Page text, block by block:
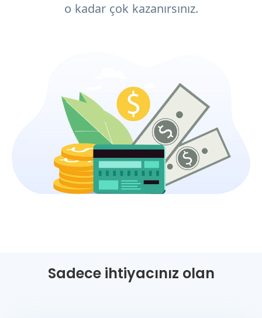
o kadar çok kazanırsınız.
Sadece ihtiyacınız olan